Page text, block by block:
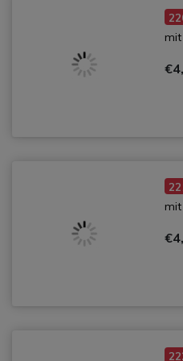
mit